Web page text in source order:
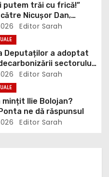
putem trăi cu frică!”
Nicușor Dan,
Buzoianu după
urșilor din Covasna
Editor Sarah
Deputaților a adoptat
sectorului
Amendamentul PSD,
proiect
Editor Sarah
mințit Ilie Bolojan?
ne dă răspunsul
Editor Sarah